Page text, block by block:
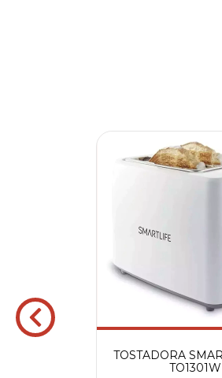
TOSTADORA
TO1301W